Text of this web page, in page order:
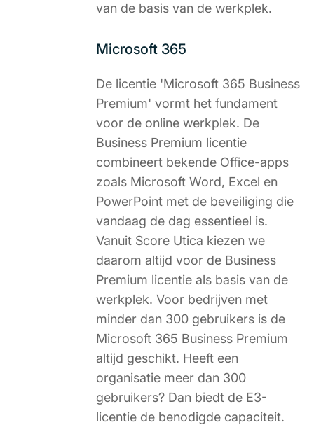
van de basis van de werkplek.
Microsoft 365
De licentie 'Microsoft 365 Business
Premium' vormt het fundament
voor de online werkplek. De
Business Premium licentie
combineert bekende Office-apps
zoals Microsoft Word, Excel en
PowerPoint met de beveiliging die
vandaag de dag essentieel is.
Vanuit Score Utica kiezen we
daarom altijd voor de Business
Premium licentie als basis van de
werkplek. Voor bedrijven met
minder dan 300 gebruikers is de
Microsoft 365 Business Premium
altijd geschikt. Heeft een
organisatie meer dan 300
gebruikers? Dan biedt de E3-
licentie de benodigde capaciteit.